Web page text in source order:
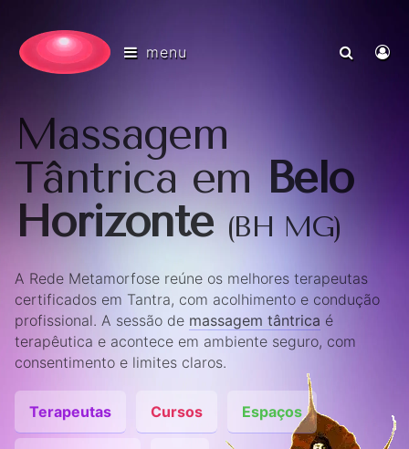
menu
Massagem
Tântrica emBelo
Horizonte(BH MG)
A Rede Metamorfose reúne os melhores terapeutas
certificados em Tantra, com acolhimento e condução
profissional. A sessão de massagem tântrica é
terapêutica e acontece em ambiente seguro, com
consentimento e limites claros.
Terapeutas Cursos Espaços